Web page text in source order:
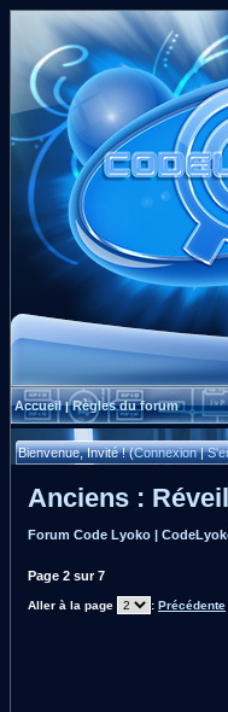
Accueil|Règles du forum
Bienvenue, Invité ! (Connexion|
Anciens :
Forum Code Lyoko |
Page 2 sur7
Aller à la page : Précédente